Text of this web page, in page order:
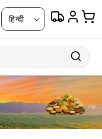
भा
षा
हिन्दी